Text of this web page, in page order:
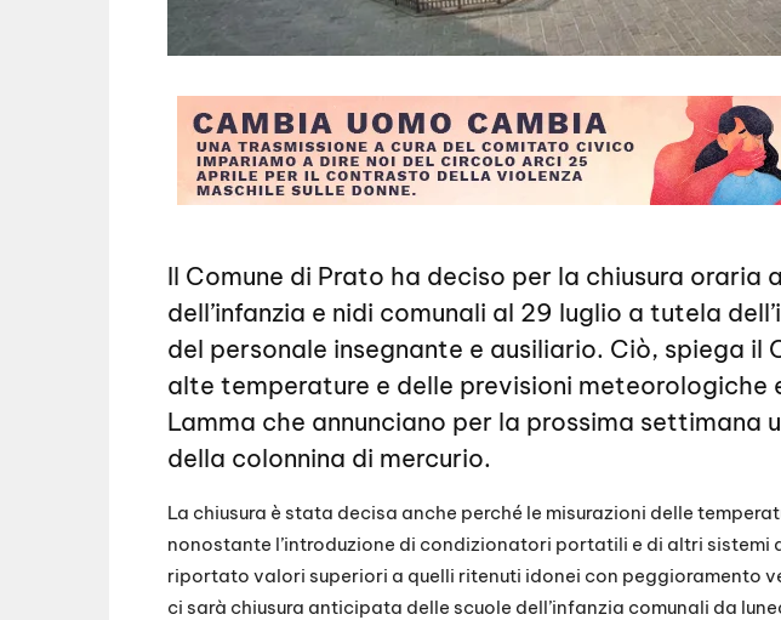
Il Comune di Prato ha deciso per la chiusura oraria
dell’infanzia e nidi comunali al 29 luglio a tutela
del personale insegnante e ausiliario. Ciò, spiega il
alte temperature e delle previsioni meteorologiche
Lamma che annunciano per la prossima settimana
della colonnina di mercurio.
La chiusura è stata decisa anche perché le misurazioni delle
nonostante l’introduzione di condizionatori portatili e di altri sistemi
riportato valori superiori a quelli ritenuti idonei con peggioramento
ci sarà chiusura anticipata delle scuole dell’infanzia comunali da